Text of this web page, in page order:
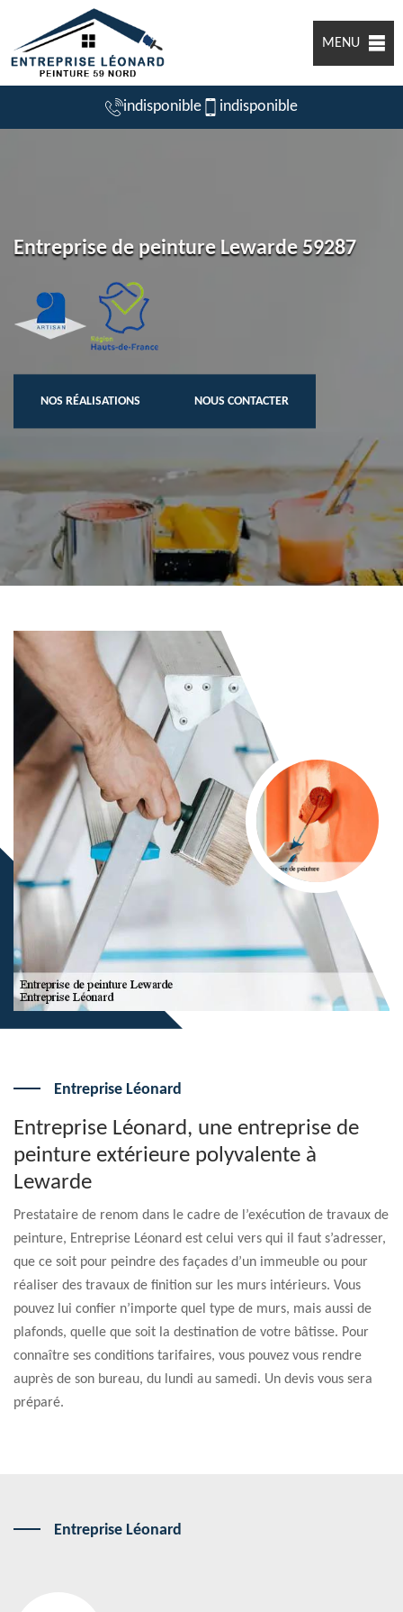
MENU
indisponible indisponible
Entreprise de peinture Lewarde 59287
NOS RÉALISATIONS NOUS CONTACTER
Entreprise Léonard
Entreprise Léonard, une entreprise de
peinture extérieure polyvalente à
Lewarde
Prestataire de renom dans le cadre de l’exécution de travaux de
peinture, Entreprise Léonard est celui vers qui il faut s’adresser,
que ce soit pour peindre des façades d’un immeuble ou pour
réaliser des travaux de finition sur les murs intérieurs. Vous
pouvez lui confier n’importe quel type de murs, mais aussi de
plafonds, quelle que soit la destination de votre bâtisse. Pour
connaître ses conditions tarifaires, vous pouvez vous rendre
auprès de son bureau, du lundi au samedi. Un devis vous sera
préparé.
Entreprise Léonard